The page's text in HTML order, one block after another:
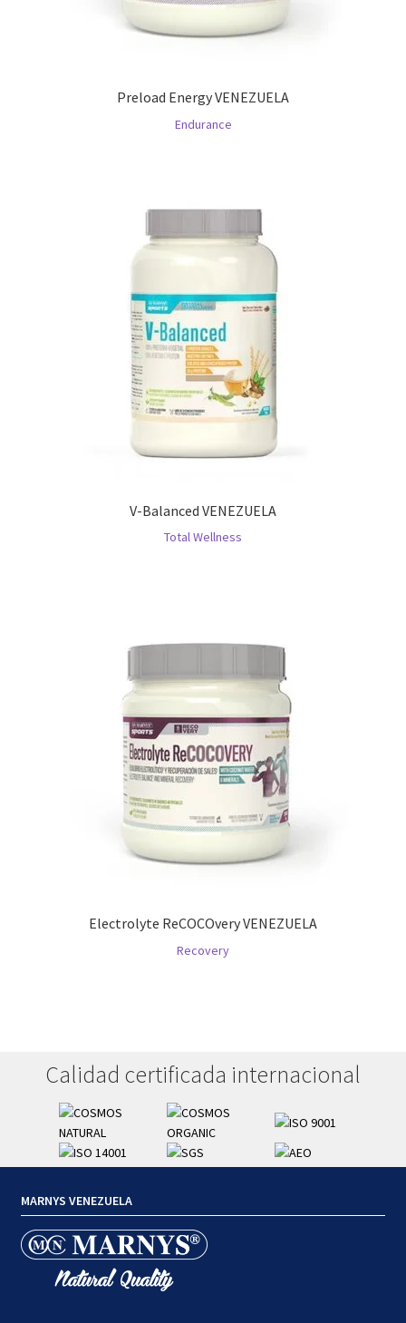
Preload Energy VENEZUELA
Endurance
V-Balanced VENEZUELA
Total Wellness
Electrolyte ReCOCOvery VENEZUELA
Recovery
Calidad certificada internacional
MARNYS VENEZUELA